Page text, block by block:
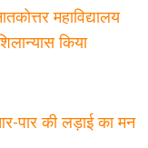
महाविद्यालय
किया
पार की लड़ाई का मन